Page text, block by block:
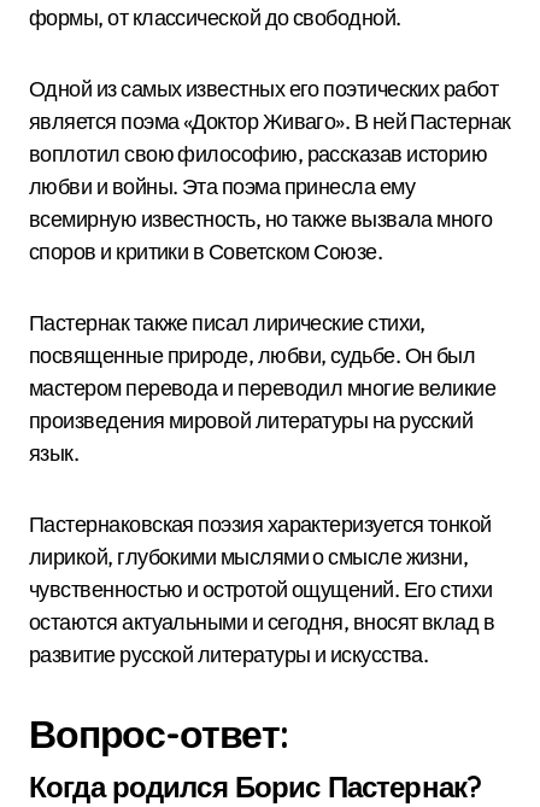
формы, от классической до свободной.
Одной из самых известных его поэтических работ
является поэма «Доктор Живаго». В ней Пастернак
воплотил свою философию, рассказав историю
любви и войны. Эта поэма принесла ему
всемирную известность, но также вызвала много
споров и критики в Советском Союзе.
Пастернак также писал лирические стихи,
посвященные природе, любви, судьбе. Он был
мастером перевода и переводил многие великие
произведения мировой литературы на русский
язык.
Пастернаковская поэзия характеризуется тонкой
лирикой, глубокими мыслями о смысле жизни,
чувственностью и остротой ощущений. Его стихи
остаются актуальными и сегодня, вносят вклад в
развитие русской литературы и искусства.
Вопрос-ответ:
Когда родился Борис Пастернак?